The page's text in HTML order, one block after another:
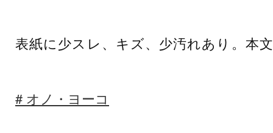
表紙に少スレ、キズ、少汚れあり。本
オノ・ヨーコ